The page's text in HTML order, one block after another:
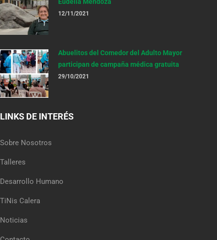
12/11/2021
Abuelitos del Comedor del Adulto Mayor
participan de campaña médica gratuita
29/10/2021
LINKS DE INTERÉS
Sobre Nosotros
Talleres
Desarrollo Humano
TiNis Calera
Noticias